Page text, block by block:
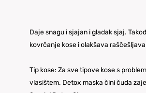
Daje snagu i sjajan i gladak sjaj.
kovrčanje kose i olakšava
Tip kose: Za sve tipove kose s
vlasištem. Detox maska čini čuda